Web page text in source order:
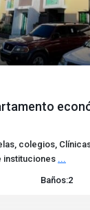
colegios,
instituciones ...
Baños:2